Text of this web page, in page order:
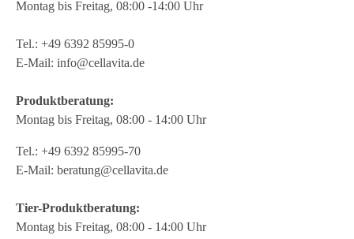
Montag bis Freitag, 08:00 -14:00 Uhr
Tel.: +49 6392 85995-0
E-Mail: info@cellavita.de
Produktberatung:
Montag bis Freitag, 08:00 - 14:00 Uhr
Tel.: +49 6392 85995-70
E-Mail: beratung@cellavita.de
Tier-Produktberatung:
Montag bis Freitag, 08:00 - 14:00 Uhr